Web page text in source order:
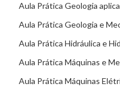
Aula Prática Geologia
Aula Prática Geologia e
Aula Prática Hidráulica e
Aula Prática Máquinas e
Aula Prática Máquinas